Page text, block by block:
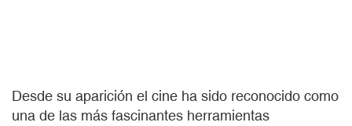
Desde su aparición el cine ha sido reconocido como
una de las más fascinantes herramientas